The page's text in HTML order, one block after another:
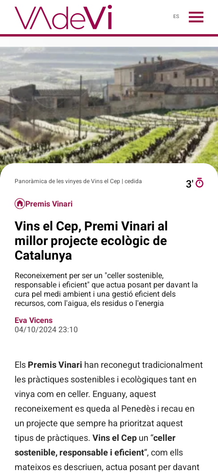
ES
Panoràmica de les vinyes de Vins el Cep | cedida 3′
Premis Vinari
Vins el Cep, Premi Vinari al
millor projecte ecològic de
Catalunya
Reconeixement per ser un "celler sostenible,
responsable i eficient" que actua posant per davant la
cura pel medi ambient i una gestió eficient dels
recursos, com l'aigua, els residus o l'energia
Eva Vicens
04/10/2024 23:10
Els Premis Vinari han reconegut tradicionalment
les pràctiques sostenibles i ecològiques tant en
vinya com en celler. Enguany, aquest
reconeixement es queda al Penedès i recau en
un projecte que sempre ha prioritzat aquest
tipus de pràctiques. Vins el Cep un “celler
sostenible, responsable i eficient“, com ells
mateixos es descriuen, actua posant per davant